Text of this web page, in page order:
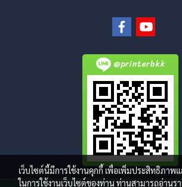
@printerbkk
เว็บไซต์นี้มีการใช้งานคุกกี้ เพื่อเพิ่มประสิทธิภา
ในการใช้งานเว็บไซต์ของท่าน ท่านสามารถอ่านร